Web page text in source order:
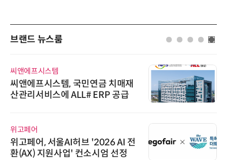
브랜드 뉴스룸
씨앤에프시스템
씨앤에프시스템, 국민연금 치매재
산관리서비스에 ALL# ERP 공급
위고페어
위고페어, 서울AI허브 '2026 AI 전
환(AX) 지원사업' 컨소시엄 선정